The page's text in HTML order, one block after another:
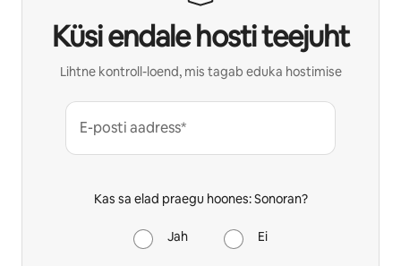
Küsi endale hosti teejuht
Lihtne kontroll-loend, mis tagab eduka hostimise
E-posti aadress*
Kas sa elad praegu hoones: Sonoran?
Jah Ei